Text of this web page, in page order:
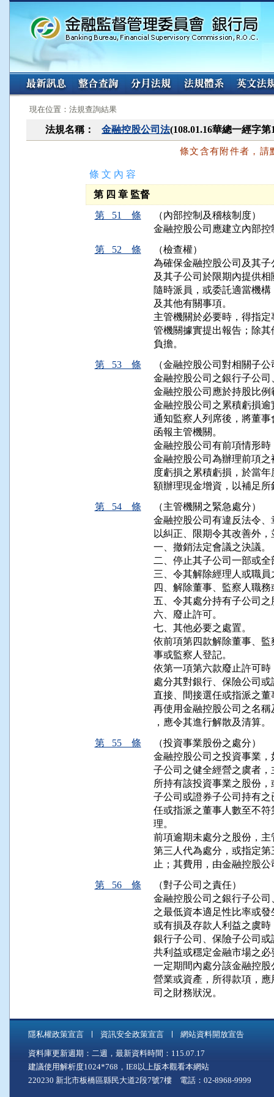
:::
現在位置：法規查詢結果
法規名稱： 金融控股公司法(108.01.16華總一經字
條文含有附件者，請
條 文 內 容
第 四 章 監督
第 51 條
（內部控制及稽核制度）
金融控股公司應建立內部
第 52 條
（檢查權）
為確保金融控股公司及其
及其子公司於限期內提供
隨時派員，或委託適當機
及其他有關事項。
主管機關於必要時，得指
管機關據實提出報告；除
負擔。
第 53 條
（金融控股公司對相關子
金融控股公司之銀行子公
金融控股公司應於持股比
金融控股公司之累積虧損
通知監察人列席後，將董
函報主管機關。
金融控股公司有前項情形
金融控股公司為辦理前項
度虧損之累積虧損，於當
額辦理現金增資，以補足所
第 54 條
（主管機關之緊急處分）
金融控股公司有違反法令
以糾正、限期令其改善外
一、撤銷法定會議之決議。
二、停止其子公司一部或全
三、令其解除經理人或職員
四、解除董事、監察人職
五、令其處分持有子公司之
六、廢止許可。
七、其他必要之處置。
依前項第四款解除董事、
事或監察人登記。
依第一項第六款廢止許可
處分其對銀行、保險公司
直接、間接選任或指派之
再使用金融控股公司之名
，應令其進行解散及清算。
第 55 條
（投資事業股份之處分）
金融控股公司之投資事業
子公司之健全經營之虞者
所持有該投資事業之股份
子公司或證券子公司持有
任或指派之董事人數至不
理。
前項逾期未處分之股份，
第三人代為處分，或指定
止；其費用，由金融控股公
第 56 條
（對子公司之責任）
金融控股公司之銀行子公
之最低資本適足性比率或
或有損及存款人利益之虞
銀行子公司、保險子公司
共利益或穩定金融市場之
一定期間內處分該金融控
營業或資產，所得款項，
司之財務狀況。
隱私權政策宣言 資訊安全政策宣言 網站資料開放宣告
資料庫更新週期：二週，最新資料時間：115.07.17
建議使用解析度1024*768，IE8以上版本觀看本網站
220230 新北市板橋區縣民大道2段7號7樓 電話：02-8968-9999